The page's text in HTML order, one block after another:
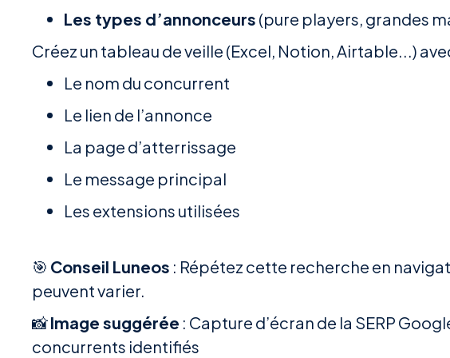
Les types d’annonceurs (pure players, grandes
Créez un tableau de veille (Excel, Notion, Airtable...)
Le nom du concurrent
Le lien de l’annonce
La page d’atterrissage
Le message principal
Les extensions utilisées
🎯 Conseil Luneos : Répétez cette recherche en
peuvent varier.
📸Image suggérée : Capture d’écran de la SERP
concurrents identifiés